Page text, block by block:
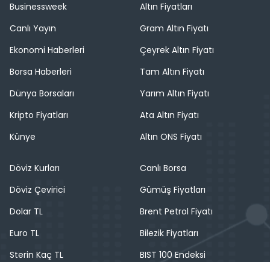
Businessweek
Canlı Yayın
Ekonomi Haberleri
Borsa Haberleri
Dünya Borsaları
Kripto Fiyatları
Künye
Altın Fiyatları
Gram Altın Fiyatı
Çeyrek Altın Fiyatı
Tam Altın Fiyatı
Yarım Altın Fiyatı
Ata Altın Fiyatı
Altın ONS Fiyatı
Döviz Kurları
Döviz Çevirici
Dolar TL
Euro TL
Sterin Kaç TL
Canlı Borsa
Gümüş Fiyatları
Brent Petrol Fiyatı
Bilezik Fiyatları
BIST 100 Endeksi